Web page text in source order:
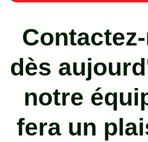
dès
notre
fera un